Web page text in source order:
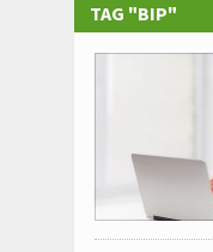
TAG "BIP"